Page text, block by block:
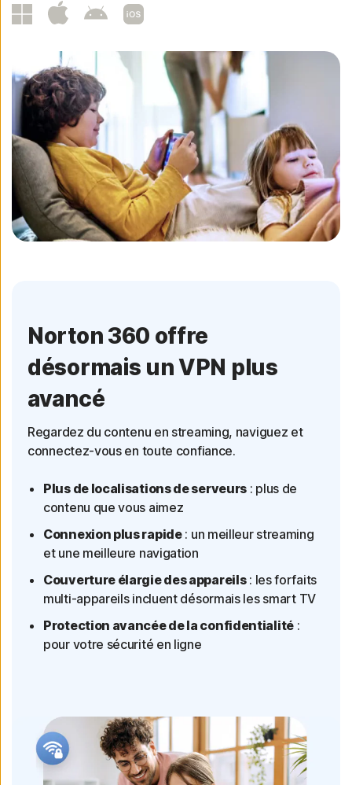
Norton 360 offre
désormais un VPN plus
avancé
Regardez du contenu en streaming, naviguez et
connectez-vous en toute confiance.
Plus de localisations de serveurs : plus de
contenu que vous aimez
Connexion plus rapide: un meilleur streaming
et une meilleure navigation
Couverture élargie des appareils: les forfaits
multi-appareils incluent désormais les smart TV
Protection avancée de la confidentialité :
pour votre sécurité en ligne